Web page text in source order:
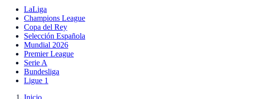
LaLiga
Champions League
Copa del Rey
Selección Española
Mundial 2026
Premier League
Serie A
Bundesliga
Ligue 1
Inicio